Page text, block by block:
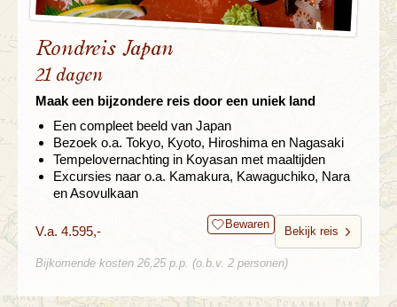
Rondreis Japan
21 dagen
Maak een bijzondere reis door een uniek land
Een compleet beeld van Japan
Bezoek o.a. Tokyo, Kyoto, Hiroshima en Nagasaki
Tempelovernachting in Koyasan met maaltijden
Excursies naar o.a. Kamakura, Kawaguchiko, Nara
en Asovulkaan
V.a. 4.595,- Bewaren
Bekijk reis
Bijkomende kosten 26,25 p.p. (o.b.v. 2 personen)